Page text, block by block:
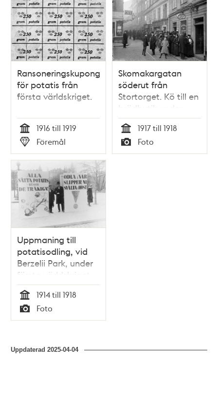
Ransoneringskuponger
för potatis från
första världskriget.
Tid
1916 till 1919
Typ
Föremål
Skomakargatan
söderut från
Stortorget. Kö till en
brödbutik under
första världskriget.
Tid
1917 till 1918
Typ
Foto
Uppmaning till
potatisodling, vid
Berzelii Park, under
första världskriget
Tid
1914 till 1918
Typ
Foto
Uppdaterad2025-04-04